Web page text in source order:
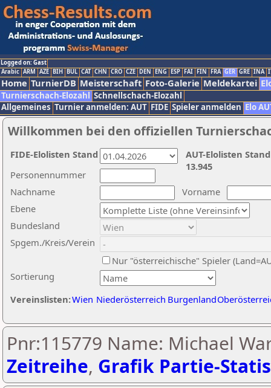
Logged on: Gast
Arabic ARM AZE BIH BUL CAT CHN CRO CZE DEN ENG ESP FAI FIN FRA GER GRE INA
Home TurnierDB Meisterschaft Foto-Galerie Meldekartei
Turnierschach-Elozahl Schnellschach-Elozahl
Allgemeines Turnier anmelden: AUT FIDE Spieler anmelden Elo
Willkommen bei den offiziellen
Nachname
Vorname
Ebene
Sortierung
Personennummer
Bundesland
Spgem./Kreis/Verein
Nur "österreichische" Spieler
Vereinslisten:Wien Niederösterreich Burgenland
AUT-Elolisten
13.945
FIDE-Elolisten Stand
Pnr:115779 Name: Michael
Zeitreihe, Grafik Partie-